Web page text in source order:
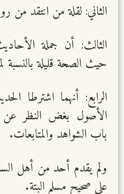
الثاني: لقلة من انتقد من
الثالث: أن جملة
حيث الصحة قليلة بالنسبة
الرابع: أنهما اشترطا
الأصول بغض النظر عن
باب الشواهد والمتابعات.
ولم يقدم أحد من أهل
على صحيح مسلم البتة.